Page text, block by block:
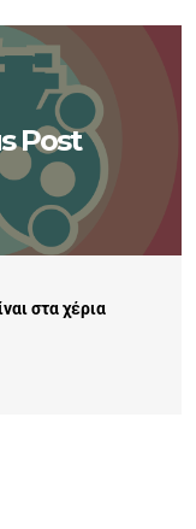
Post
στα χέρια